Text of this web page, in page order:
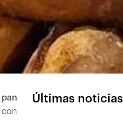
Últimas noticias